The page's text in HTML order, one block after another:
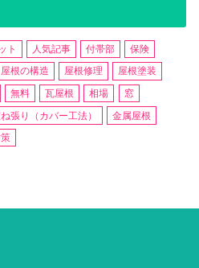
ト 人気記事 付帯部
保険
屋根の構造 屋根修理
屋根塗装
無料 瓦屋根 相場
窓
張り（カバー工法）
金属屋根